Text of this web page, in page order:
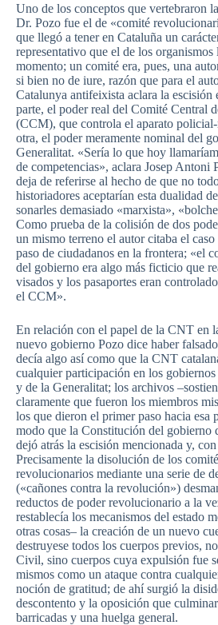
Uno de los conceptos que vertebraron
Dr. Pozo fue el de «comité
que llegó a tener en Cataluña un
representativo que el de los organismos
momento; un comité era, pues, una
si bien no de iure, razón que para el
Catalunya antifeixista aclara la escisión
parte, el poder real del Comité Central
(CCM), que controla el aparato
otra, el poder meramente nominal del
Generalitat. «Sería lo que hoy
de competencias», aclara Josep Antoni
deja de referirse al hecho de que no
historiadores aceptarían esta dualidad
sonarles demasiado «marxista»,
Como prueba de la colisión de dos
un mismo terreno el autor citaba el
paso de ciudadanos en la frontera; «el
del gobierno era algo más ficticio que
visados y los pasaportes eran
el CCM».
En relación con el papel de la CNT en
nuevo gobierno Pozo dice haber
decía algo así como que la CNT
cualquier participación en los
y de la Generalitat; los archivos
claramente que fueron los miembros
los que dieron el primer paso hacia esa
modo que la Constitución del gobierno
dejó atrás la escisión mencionada y,
Precisamente la disolución de los
revolucionarios mediante una serie de
(«cañones contra la revolución»)
reductos de poder revolucionario a la
restablecía los mecanismos del estado
otras cosas– la creación de un nuevo
destruyese todos los cuerpos previos,
Civil, sino cuerpos cuya expulsión fue
mismos como un ataque contra
noción de gratitud; de ahí surgió la
descontento y la oposición que
barricadas y una huelga general.